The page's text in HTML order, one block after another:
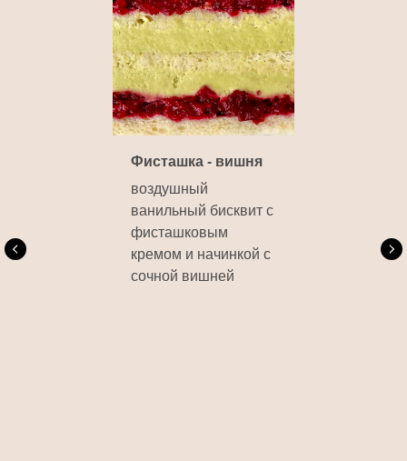
Фисташка - вишня
воздушный
ванильный бисквит с
фисташковым
кремом и начинкой с
сочной вишней